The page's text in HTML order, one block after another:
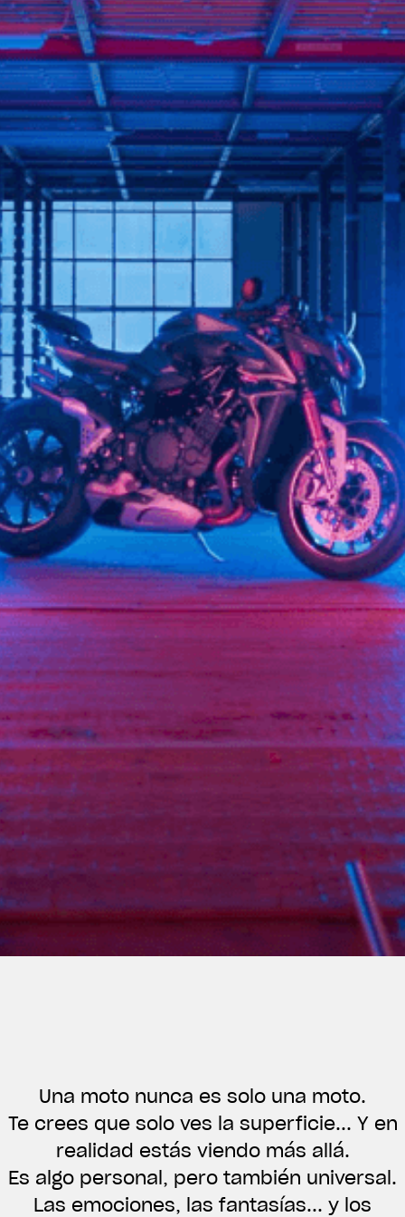
TITANIO COMING SOON
ABOUT
RUSH
SUPERVELOCE ARSHAM
Follow Us
INSTAGRAM
FACEBOOK
YOUTUBE
View now →
Una moto nunca es solo una moto.
Te crees que solo ves la superficie... Y en
realidad estás viendo más allá.
Es algo personal, pero también universal.
Las emociones, las fantasías... y los